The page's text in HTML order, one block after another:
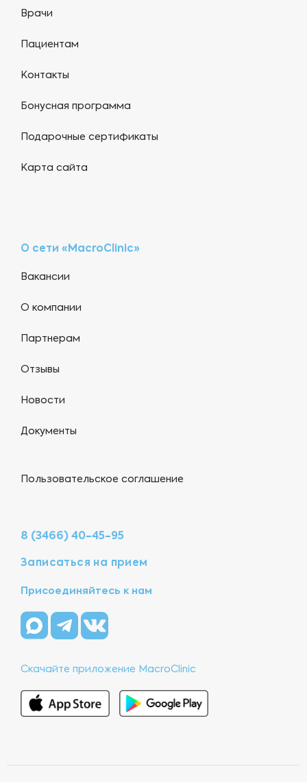
Врачи
Пациентам
Контакты
Бонусная программа
Подарочные сертификаты
Карта сайта
О сети «MacroClinic»
Вакансии
О компании
Партнерам
Отзывы
Новости
Документы
Пользовательское соглашение
8 (3466) 40-45-95
Записаться на прием
Присоединяйтесь к нам
Скачайте приложение MacroClinic